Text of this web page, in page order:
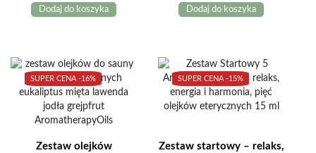
wynosiła:
Dodaj do koszyka Dodaj do koszyka
SUPER CENA -16%
Zestaw olejków
SUPER CENA -15%
Zestaw startowy – relaks,